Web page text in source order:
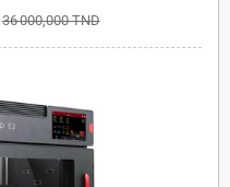
36 000,000 TND